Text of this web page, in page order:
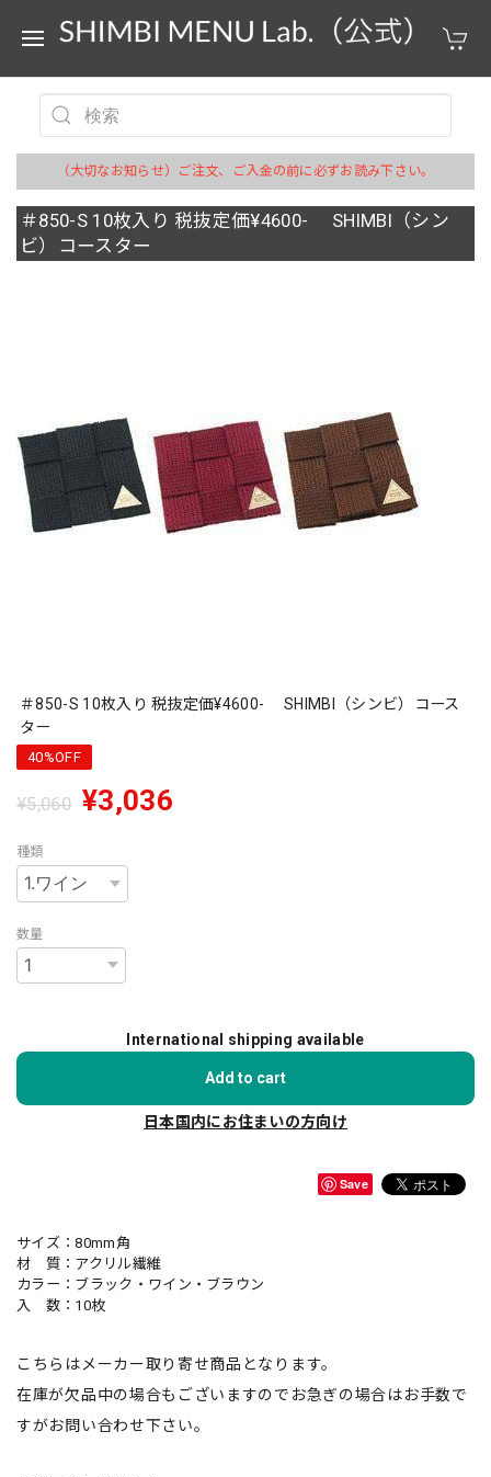
（大切なお知らせ）ご注文、ご入金の前に必ずお読み下さい。
＃850-S 10枚入り 税抜定価¥4600- SHIMBI（シン
ビ）コースター
＃850-S 10枚入り 税抜定価¥4600- SHIMBI（シンビ）コース
ター
40%OFF
¥5,060 ¥3,036
種類
数量
International shipping available
Add to cart
日本国内にお住まいの方向け
Save
サイズ：80mm角
材 質：アクリル繊維
カラー：ブラック・ワイン・ブラウン
入 数：10枚
こちらはメーカー取り寄せ商品となります。
在庫が欠品中の場合もございますのでお急ぎの場合はお手数で
すがお問い合わせ下さい。